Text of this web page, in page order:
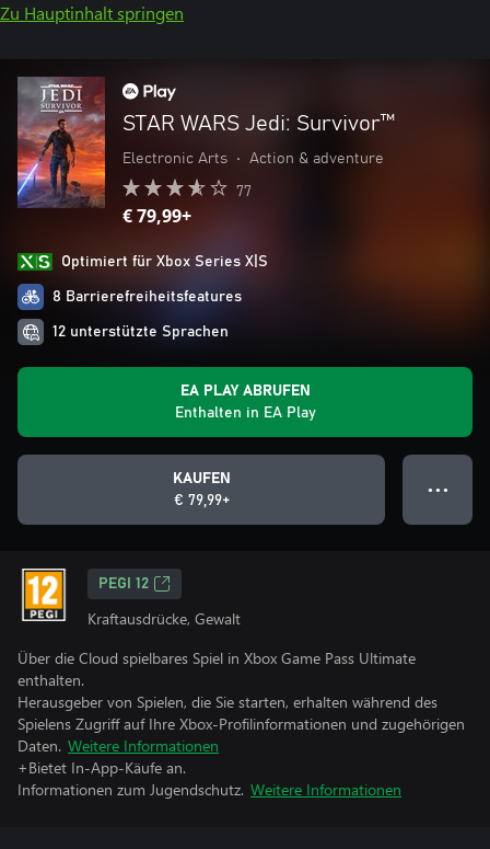
Zu Hauptinhalt springen
STAR WARS Jedi: Survivor™
Electronic Arts • Action & adventure
77
€ 79,99+
Optimiert für Xbox Series X|S
8 Barrierefreiheitsfeatures
12 unterstützte Sprachen
EA PLAY ABRUFEN
Enthalten in EA Play
KAUFEN
€ 79,99+
● ● ●
PEGI 12
Kraftausdrücke, Gewalt
Über die Cloud spielbares Spiel in Xbox Game Pass Ultimate
enthalten.
Herausgeber von Spielen, die Sie starten, erhalten während des
Spielens Zugriff auf Ihre Xbox-Profilinformationen und zugehörigen
Daten. Weitere Informationen
+Bietet In-App-Käufe an.
Informationen zum Jugendschutz. Weitere Informationen